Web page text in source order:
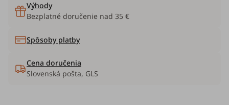
Výhody
Bezplatné doručenie nad 35 €
Spôsoby platby
Cena doručenia
Slovenská pošta, GLS